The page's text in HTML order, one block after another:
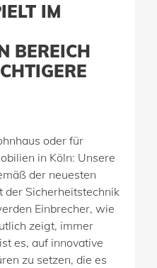
IM
BEREICH
oder für
in Köln: Unsere
der neuesten
der Sicherheitstechnik
Einbrecher, wie
zeigt, immer
es, auf innovative
zu setzen, die es